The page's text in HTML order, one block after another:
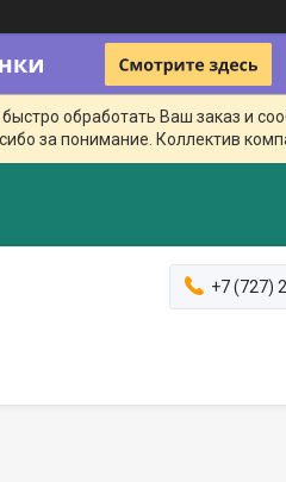
обработать Ваш заказ и
за понимание. Коллектив
+7 (727)